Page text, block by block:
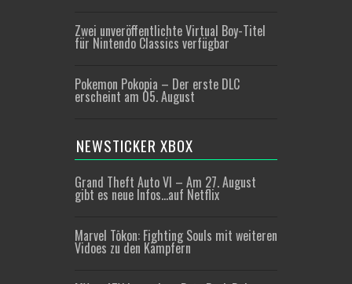
Zwei unveröffentlichte Virtual Boy-Titel
für Nintendo Classics verfügbar
Pokemon Pokopia – Der erste DLC
erscheint am 05. August
NEWSTICKER XBOX
Grand Theft Auto VI – Am 27. August
gibt es neue Infos…auf Netflix
Marvel Tōkon: Fighting Souls mit weiteren
Vidoes zu den Kämpfern